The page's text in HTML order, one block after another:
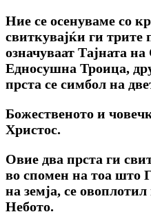
Ние се осенуваме co
свиткувајќи ги трите
означуваат Тајната
Едносушна Троица,
прста се симбол на
Божественото и
Христос.
Овие два прста ги
во спомен на тоа што
на земја, се
Небото.